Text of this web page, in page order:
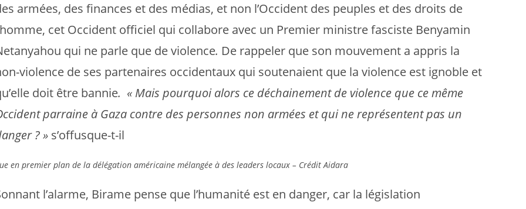
armées, des finances et des médias, et non l’Occident des peuples et des droits de
cet Occident officiel qui collabore avec un Premier ministre fasciste Benyamin
qui ne parle que de violence. De rappeler que son mouvement a appris la
violence de ses partenaires occidentaux qui soutenaient que la violence est ignoble et
doit être bannie. « Mais pourquoi alors ce déchainement de violence que ce même
parraine à Gaza contre des personnes non armées et qui ne représentent pas un
? » s’offusque-t-il
en premier plan de la délégation américaine mélangée à des leaders locaux – Crédit Aidara
l’alarme, Birame pense que l’humanité est en danger, car la législation